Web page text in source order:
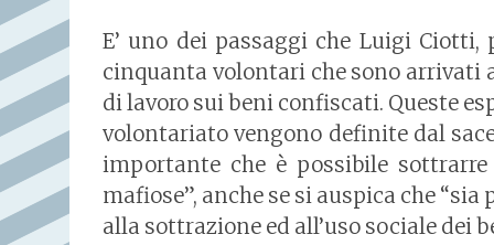
E’ uno dei passaggi che Luigi
cinquanta volontari che sono arrivati
di lavoro sui beni confiscati. Queste
volontariato vengono definite dal
importante che è possibile
mafiose”, anche se si auspica che
alla sottrazione ed all’uso sociale dei